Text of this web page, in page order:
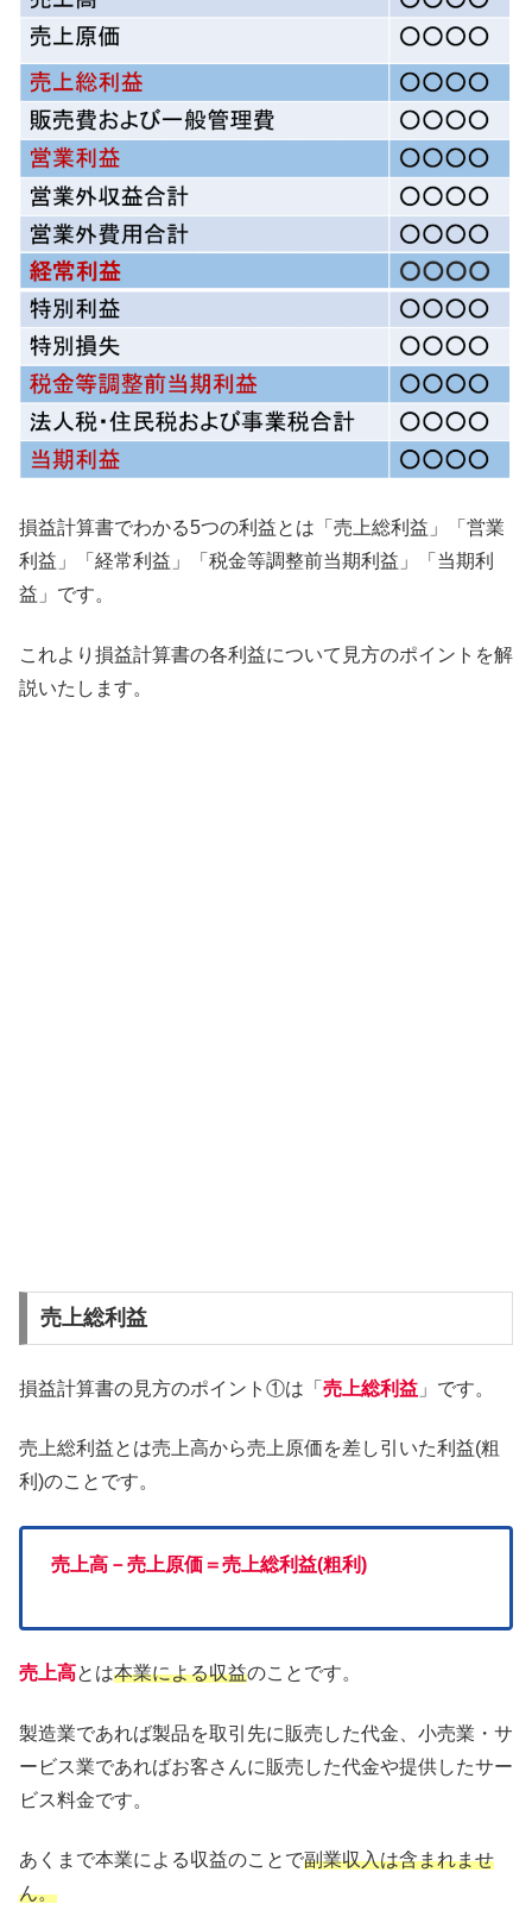
損益計算書でわかる5つの利益とは「売上総利益」「営業
利益」「経常利益」「税金等調整前当期利益」「当期利
益」です。
これより損益計算書の各利益について見方のポイントを解
説いたします。
売上総利益
損益計算書の見方のポイント①は「 売上総利益 」です。
売上総利益とは売上高から売上原価を差し引いた利益(粗
利)のことです。
売上高－売上原価＝売上総利益(粗利)
売上高とは本業による収益のことです。
製造業であれば製品を取引先に販売した代金、小売業・サ
ービス業であればお客さんに販売した代金や提供したサー
ビス料金です。
あくまで本業による収益のことで副業収入は含まれませ
ん。